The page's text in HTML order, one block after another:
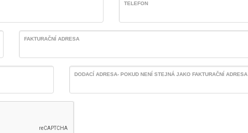
TELEFON
FAKTURAČNÍ ADRESA
DODACÍ ADRESA- POKUD NENÍ STEJNÁ JAKO FAKTURAČNÍ ADRESA